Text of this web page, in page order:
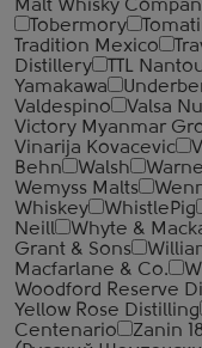
Malt Whisky
Tobermory
Tradition Mexico
Distillery
TTL
Yamakawa
Valdespino
Valsa
Victory Myanmar
Vinarija Kovacevic
Behn
Walsh
Wemyss Malts
Whiskey
WhistlePig
Neill
Whyte &
Grant & Sons
Macfarlane & Co.
Woodford Reserve
Yellow Rose Distilling
Centenario
Zanin